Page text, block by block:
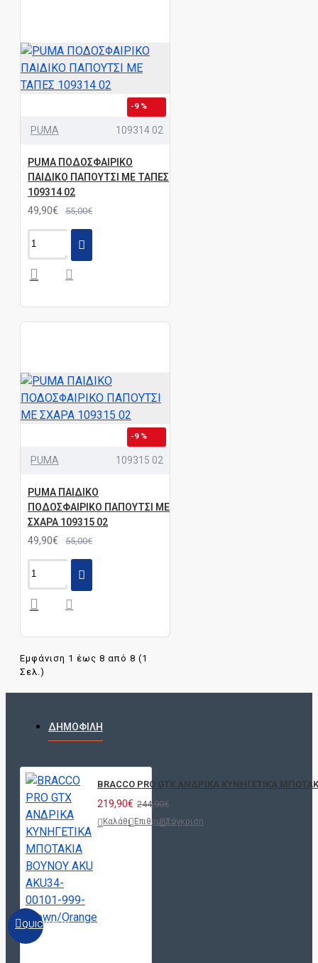
-9 %
PUMA 109314 02
PUMA ΠΟΔΟΣΦΑΙΡΙΚΟ
ΠΑΙΔΙΚΟ ΠΑΠΟΥΤΣΙ ΜΕ ΤΑΠΕΣ
109314 02
49,90€
55,00€
-9 %
PUMA 109315 02
PUMA ΠΑΙΔΙΚΟ
ΠΟΔΟΣΦΑΙΡΙΚΟ ΠΑΠΟΥΤΣΙ ΜΕ
ΣΧΑΡΑ 109315 02
49,90€
55,00€
Εμφάνιση 1 έως 8 από 8 (1
Σελ.)
ΔΗΜΟΦΙΛΉ
QUICKVIEW
BRACCO PRO GTX ΑΝΔΡΙΚΑ ΚΥΝΗΓΕΤΙΚΑ
219,90€ 244,90€
Καλάθι ΕπιθυμητόΣύγκριση